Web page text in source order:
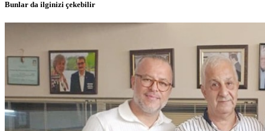
Bunlar da ilginizi çekebilir